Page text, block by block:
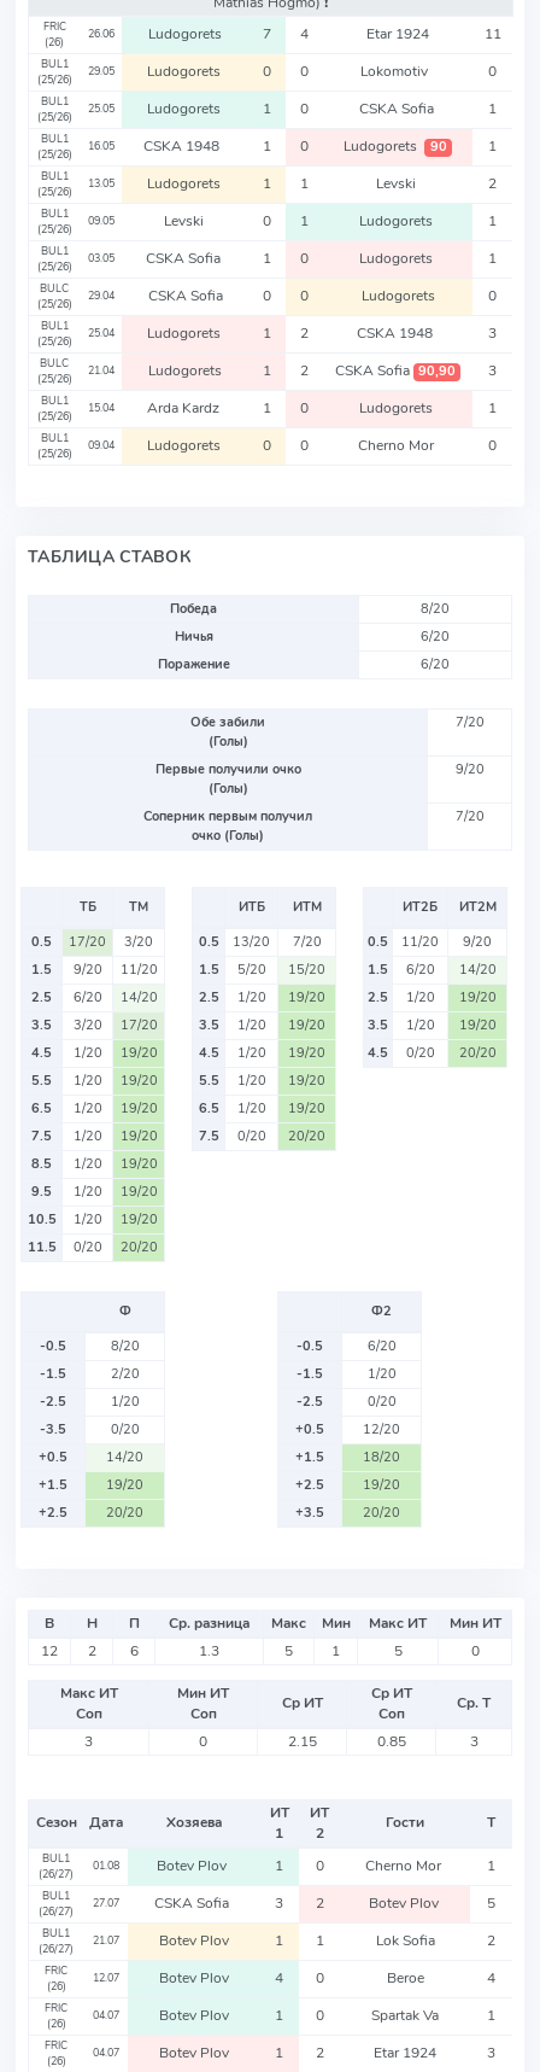
FRIC
(26)
26.06 Ludogorets 7 4 Etar 1924 11
BUL1
(25/26)
29.05 Ludogorets 0 0 Lokomotiv 0
BUL1
(25/26)
25.05 Ludogorets 1 0 CSKA Sofia 1
BUL1
(25/26)
16.05 CSKA 1948 1 0 Ludogorets 90 1
BUL1
(25/26)
13.05 Ludogorets 1 1 Levski 2
BUL1
(25/26)
09.05 Levski 0 1 Ludogorets 1
BUL1
(25/26)
03.05 CSKA Sofia 1 0 Ludogorets 1
BULC
(25/26)
29.04 CSKA Sofia 0 0 Ludogorets 0
BUL1
(25/26)
25.04 Ludogorets 1 2 CSKA 1948 3
BULC
(25/26)
21.04 Ludogorets 1 2 CSKA Sofia 90,90 3
BUL1
(25/26)
15.04 Arda Kardz 1 0 Ludogorets 1
BUL1
(25/26)
09.04 Ludogorets 0 0 Cherno Mor 0
ТАБЛИЦА СТАВОК
Победа
8/20
Ничья
6/20
Поражение
6/20
Обе забили
(Голы)
7/20
Первые получили очко
(Голы)
9/20
Соперник первым получил
очко (Голы)
7/20
ТБ
ТМ
0.5
17/20
3/20
1.5
9/20
11/20
2.5
6/20
14/20
3.5
3/20
17/20
4.5
1/20
19/20
5.5
1/20
19/20
6.5
1/20
19/20
7.5
1/20
19/20
8.5
1/20
19/20
9.5
1/20
19/20
10.5
1/20
19/20
11.5
0/20 20/20
ИТБ
ИТМ
0.5
13/20
7/20
1.5
5/20
15/20
2.5
1/20
19/20
3.5
1/20
19/20
4.5
1/20
19/20
5.5
1/20
19/20
6.5
1/20
19/20
7.5
0/20 20/20
ИТ2Б
ИТ2М
0.5
11/20
9/20
1.5
6/20
14/20
2.5
1/20
19/20
3.5
1/20
19/20
4.5
0/20 20/20
Ф
-0.5
8/20
-1.5
2/20
-2.5
1/20
-3.5
0/20
+0.5
14/20
+1.5
19/20
+2.5
20/20
Ф2
-0.5
6/20
-1.5
1/20
-2.5
0/20
+0.5
12/20
+1.5
18/20
+2.5
19/20
+3.5
20/20
В Н П Ср. разница Макс Мин Макс ИТ
Мин ИТ
12
2 6 1.3 5 1 5 0
Макс ИТ
Соп
Мин ИТ
Соп
Ср ИТ
Ср ИТ
Соп
Ср. Т
3
0 2.15 0.85 3
Сезон Дата Хозяева
ИТ
1
ИТ
2
Гости Т
BUL1
(26/27)
01.08 Botev Plov 1 0 Cherno Mor 1
BUL1
(26/27)
27.07 CSKA Sofia 3 2 Botev Plov 5
BUL1
(26/27)
21.07 Botev Plov 1 1 Lok Sofia 2
FRIC
(26)
12.07 Botev Plov 4 0 Beroe 4
FRIC
(26)
04.07 Botev Plov 1 0 Spartak Va 1
FRIC
(26)
04.07 Botev Plov 1 2 Etar 1924 3